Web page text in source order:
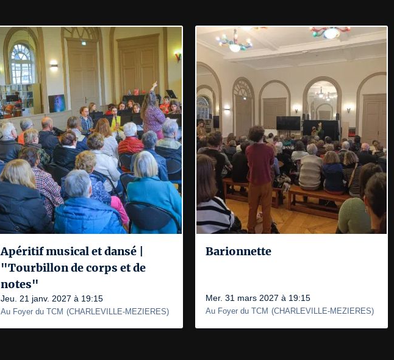
Apéritif musical et dansé |
"Tourbillon de corps et de
notes"
Jeu. 21 janv. 2027 à 19:15
Au Foyer du TCM (CHARLEVILLE-MEZIERES)
Barionnette
Mer. 31 mars 2027 à 19:15
Au Foyer du TCM (CHARLEVILLE-MEZIERES)